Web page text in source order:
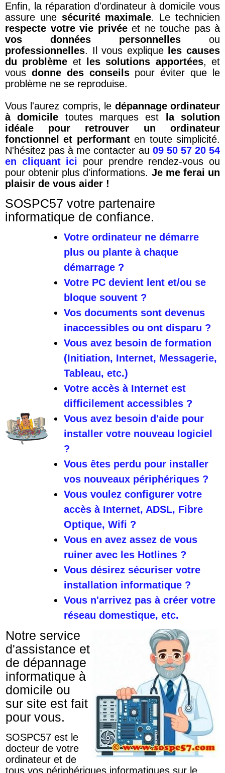
Enfin, la réparation d'ordinateur à domicile vous
assure une sécurité maximale. Le technicien
respecte votre vie privéeet ne touche pas à
vos données personnelles ou
professionnelles. Il vous explique
les causes
du problème et les solutions apportées, et
vous donne des conseilspour éviter que le
problème ne se reproduise.
Vous l'aurez compris, le dépannage ordinateur
à domicile toutes marques est
la solution
idéale pour retrouver un ordinateur
fonctionnel et performanten toute simplicité.
N'hésitez pas à me contacter au 09 50 57 20 54
en cliquant ici pour prendre rendez-vous ou
pour obtenir plus d'informations. Je me ferai un
plaisir de vous aider !
SOSPC57 votre partenaire
informatique de confiance.
Votre ordinateur ne démarre
plus ou plante à chaque
démarrage ?
Votre PC devient lent et/ou se
bloque souvent ?
Vos documents sont devenus
inaccessibles ou ont disparu ?
Vous avez besoin de formation
(Initiation, Internet, Messagerie,
Tableau, etc.)
Votre accès à Internet est
difficilement accessibles ?
Vous avez besoin d'aide pour
installer votre nouveau logiciel
?
Vous êtes perdu pour installer
vos nouveaux périphériques ?
Vous voulez configurer votre
accès à Internet, ADSL, Fibre
Optique, Wifi ?
Vous en avez assez de vous
ruiner avec les Hotlines ?
Vous désirez sécuriser votre
installation informatique ?
Vous n'arrivez pas à créer votre
réseau domestique, etc.
Notre service
d'assistance et
de dépannage
informatique à
domicile ou
sur site est fait
pour vous.
SOSPC57 est le
docteur de votre
ordinateur et de
tous vos périphériques informatiques sur le